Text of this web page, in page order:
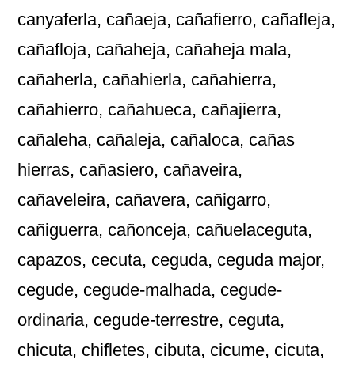
canyaferla, cañaeja, cañafierro, cañafleja,
cañafloja, cañaheja, cañaheja mala,
cañaherla, cañahierla, cañahierra,
cañahierro, cañahueca, cañajierra,
cañaleha, cañaleja, cañaloca, cañas
hierras, cañasiero, cañaveira,
cañaveleira, cañavera, cañigarro,
cañiguerra, cañonceja, cañuelaceguta,
capazos, cecuta, ceguda, ceguda major,
cegude, cegude-malhada, cegude-
ordinaria, cegude-terrestre, ceguta,
chicuta, chifletes, cibuta, cicume, cicuta,